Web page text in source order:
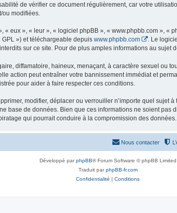
de vérifier ce document régulièrement, car votre
ou modifiées.
« eux », « leur », « logiciel phpBB », « www.phpbb.com »,
») et téléchargeable depuis www.phpbb.com
. Le
sur ce site. Pour de plus amples informations au sujet
diffamatoire, haineux, menaçant, à caractère sexuel ou
action peut entraîner votre bannissement immédiat et
pour aider à faire respecter ces conditions.
modifier, déplacer ou verrouiller n’importe quel sujet
base de données. Bien que ces informations ne soient
qui pourrait conduire à la compromission des données.
Nous contacter
Développé parphpBB® Forum Software © phpBB Limited
Traduit parphpBB-fr.com
Confidentialité | Conditions